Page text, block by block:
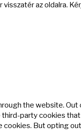
az oldalra.
the website.
party cookies
But opting